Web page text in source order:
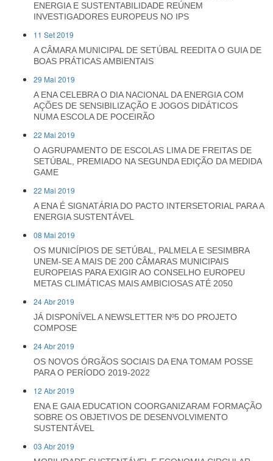
ENERGIA E SUSTENTABILIDADE REÚNEM
INVESTIGADORES EUROPEUS NO IPS
11 Set 2019
A CÂMARA MUNICIPAL DE SETÚBAL REEDITA O GUIA DE
BOAS PRÁTICAS AMBIENTAIS
29 Mai 2019
A ENA CELEBRA O DIA NACIONAL DA ENERGIA COM
AÇÕES DE SENSIBILIZAÇÃO E JOGOS DIDÁTICOS
NUMA ESCOLA DE POCEIRÃO
22 Mai 2019
O AGRUPAMENTO DE ESCOLAS LIMA DE FREITAS DE
SETÚBAL, PREMIADO NA SEGUNDA EDIÇÃO DA MEDIDA
GAME
22 Mai 2019
A ENA É SIGNATÁRIA DO PACTO INTERSETORIAL PARA A
ENERGIA SUSTENTÁVEL
08 Mai 2019
OS MUNICÍPIOS DE SETÚBAL, PALMELA E SESIMBRA
UNEM-SE A MAIS DE 200 CÂMARAS MUNICIPAIS
EUROPEIAS PARA EXIGIR AO CONSELHO EUROPEU
METAS CLIMÁTICAS MAIS AMBICIOSAS ATÉ 2050
24 Abr 2019
JÁ DISPONÍVEL A NEWSLETTER Nº5 DO PROJETO
COMPOSE
24 Abr 2019
OS NOVOS ÓRGÃOS SOCIAIS DA ENA TOMAM POSSE
PARA O PERÍODO 2019-2022
12 Abr 2019
ENA E GAIA EDUCATION COORGANIZARAM FORMAÇÃO
SOBRE OS OBJETIVOS DE DESENVOLVIMENTO
SUSTENTÁVEL
03 Abr 2019